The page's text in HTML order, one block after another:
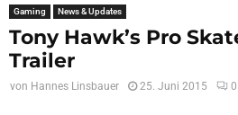
Gaming News & Updates
Tony Hawk’s Pro
Trailer
von Hannes Linsbauer 25. Juni 2015 0